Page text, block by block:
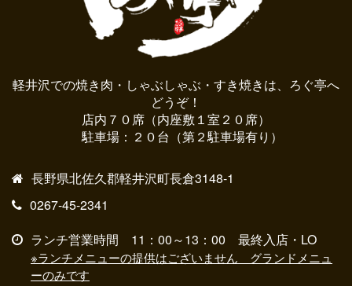
軽井沢での焼き肉・しゃぶしゃぶ・すき焼きは、ろぐ亭へ
どうぞ！
店内７０席（内座敷１室２０席）
駐車場：２０台（第２駐車場有り）
長野県北佐久郡軽井沢町長倉3148-1
0267-45-2341
ランチ営業時間 11：00～13：00 最終入店・LO
※ランチメニューの提供はございません グランドメニュ
ーのみです